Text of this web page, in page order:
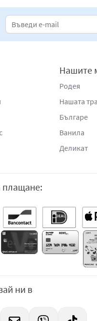
Нашите
Родея
Нашата
Българе
Ванила
Деликат
плащане:
ни в